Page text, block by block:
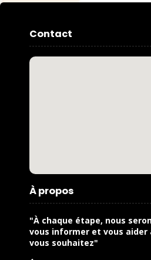
Contact
À propos
"À chaque étape, nous
vous informer et vous aider
vous souhaitez"